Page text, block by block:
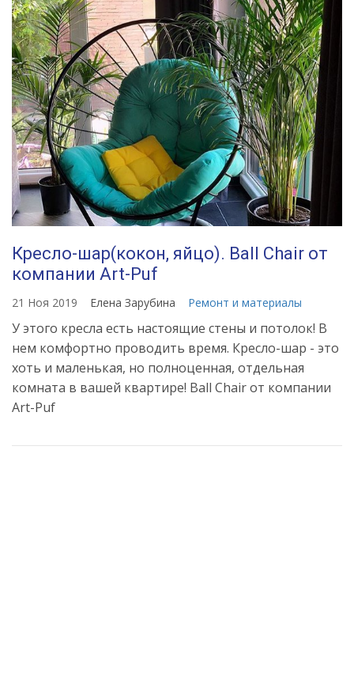
Кресло-шар(кокон, яйцо). Ball Chair от
компании Art-Puf
21 Ноя 2019 Елена Зарубина Ремонт и материалы
У этого кресла есть настоящие стены и потолок! В
нем комфортно проводить время. Кресло-шар - это
хоть и маленькая, но полноценная, отдельная
комната в вашей квартире! Ball Chair от компании
Art-Puf